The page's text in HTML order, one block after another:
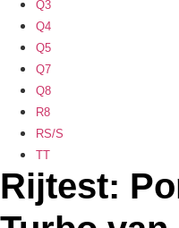
Q3
Q4
Q5
Q7
Q8
R8
RS/S
TT
Rijtest: